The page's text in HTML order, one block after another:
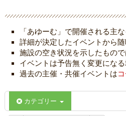
「あゆーむ」で開催される主
詳細が決定したイベントから随
施設の空き状況を示したもので
イベントは予告無く変更になる
過去の主催・共催イベントは
カテゴリー
04:00
06:00